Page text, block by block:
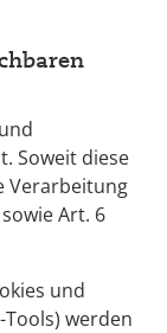
Soweit diese
Verarbeitung
Art. 6
und
Tools) werden